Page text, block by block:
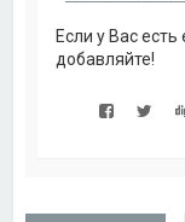
Если у Вас
добавляйте!